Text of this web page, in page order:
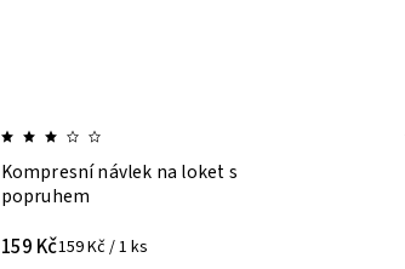
Kompresní návlek na loket s
popruhem
159 Kč159 Kč / 1 ks